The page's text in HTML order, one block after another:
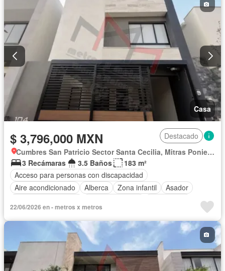
Jacuzzi
Jardín Despacho Azotea
Sala polivalente
Sauna
Seguridad Televisión por cable
Terraza
Vista panorámica
Wifi Zonas verdes Sin amueblar
Casa
$ 3,796,000 MXN
Destacado
Cumbres San Patricio Sector Santa Cecilia, Mitras Poniente
3 Recámaras
3.5 Baños
183 m²
Acceso para personas con discapacidad
Aire acondicionado
Alberca Zona infantil
Asador
Internet
Jardín Azotea
Televisión por cable
Terraza Vista panorámica
Wifi
Sin amueblar
22/06/2026 en - metros x metros